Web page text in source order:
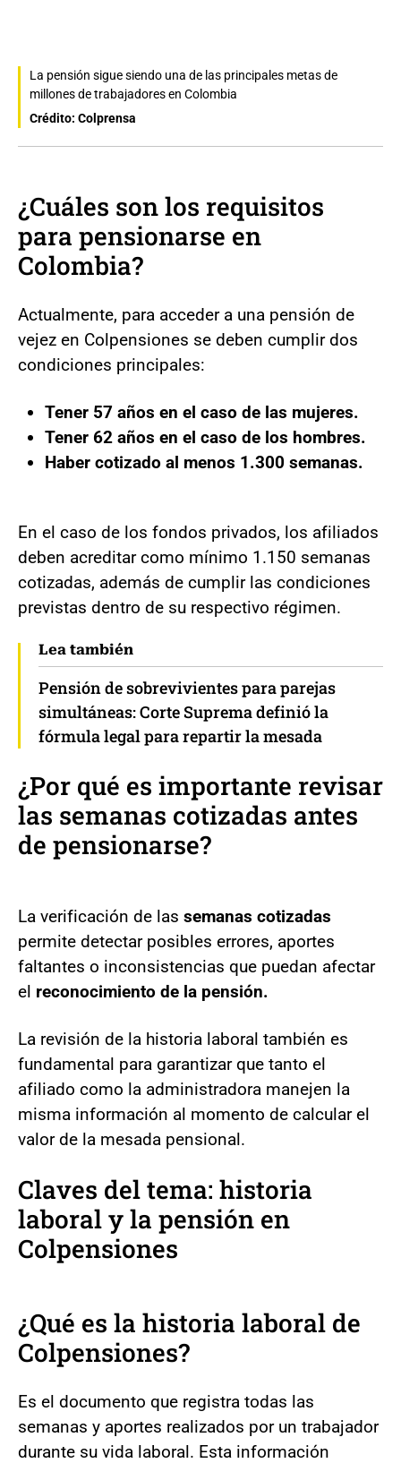
La pensión sigue siendo una de las principales metas de
millones de trabajadores en Colombia
Crédito: Colprensa
¿Cuáles son los requisitos
para pensionarse en
Colombia?
Actualmente, para acceder a una pensión de
vejez en Colpensiones se deben cumplir dos
condiciones principales:
Tener 57 años en el caso de las mujeres.
Tener 62 años en el caso de los hombres.
Haber cotizado al menos 1.300 semanas.
En el caso de los fondos privados, los afiliados
deben acreditar como mínimo 1.150 semanas
cotizadas, además de cumplir las condiciones
previstas dentro de su respectivo régimen.
Lea también
Pensión de sobrevivientes para parejas
simultáneas: Corte Suprema definió la
fórmula legal para repartir la mesada
¿Por qué es importante revisar
las semanas cotizadas antes
de pensionarse?
La verificación de las semanas cotizadas
permite detectar posibles errores, aportes
faltantes o inconsistencias que puedan afectar
el reconocimiento de la pensión.
La revisión de la historia laboral también es
fundamental para garantizar que tanto el
afiliado como la administradora manejen la
misma información al momento de calcular el
valor de la mesada pensional.
Claves del tema: historia
laboral y la pensión en
Colpensiones
¿Qué es la historia laboral de
Colpensiones?
Es el documento que registra todas las
semanas y aportes realizados por un trabajador
durante su vida laboral. Esta información